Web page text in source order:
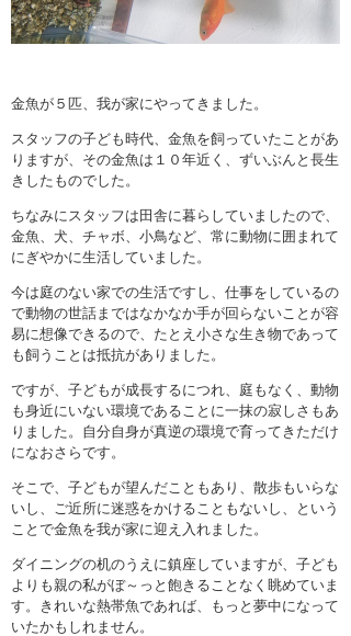
金魚が５匹、我が家にやってきました。
スタッフの子ども時代、金魚を飼っていたことがあ
りますが、その金魚は１０年近く、ずいぶんと長生
きしたものでした。
ちなみにスタッフは田舎に暮らしていましたので、
金魚、犬、チャボ、小鳥など、常に動物に囲まれて
にぎやかに生活していました。
今は庭のない家での生活ですし、仕事をしているの
で動物の世話まではなかなか手が回らないことが容
易に想像できるので、たとえ小さな生き物であって
も飼うことは抵抗がありました。
ですが、子どもが成長するにつれ、庭もなく、動物
も身近にいない環境であることに一抹の寂しさもあ
りました。自分自身が真逆の環境で育ってきただけ
になおさらです。
そこで、子どもが望んだこともあり、散歩もいらな
いし、ご近所に迷惑をかけることもないし、という
ことで金魚を我が家に迎え入れました。
ダイニングの机のうえに鎮座していますが、子ども
よりも親の私がぼ～っと飽きることなく眺めていま
す。きれいな熱帯魚であれば、もっと夢中になって
いたかもしれません。